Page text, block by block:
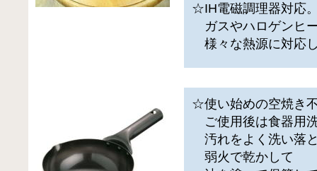
☆IH電磁調理器対応
ガスやハロゲンヒ
様々な熱源に対応
☆使い始めの空焼き
ご使用後は食器用
汚れをよく洗い落
弱火で乾かして